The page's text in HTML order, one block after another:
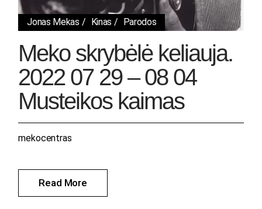
Jonas Mekas Kinas Parodos
Meko skrybėlė keliauja.
2022 07 29 – 08 04
Musteikos kaimas
Read More
mekocentras